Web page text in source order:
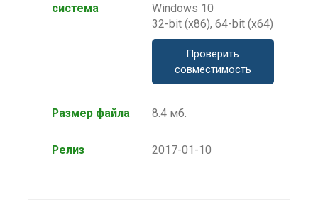
система
Windows 10
32-bit (x86), 64-bit (x64)
Проверить
совместимость
Размер файла 8.4 мб.
Релиз 2017-01-10